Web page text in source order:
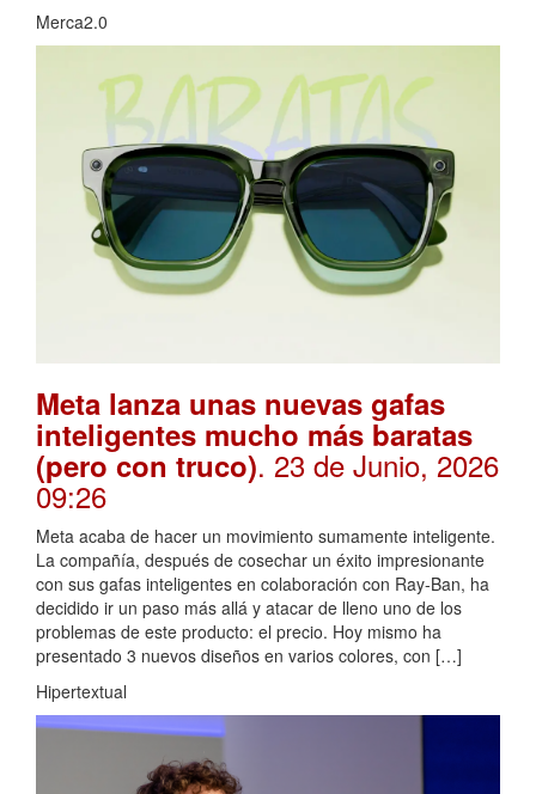
Merca2.0
Meta lanza unas nuevas gafas
inteligentes mucho más baratas
(pero con truco). 23 de Junio, 2026
09:26
Meta acaba de hacer un movimiento sumamente inteligente.
La compañía, después de cosechar un éxito impresionante
con sus gafas inteligentes en colaboración con Ray-Ban, ha
decidido ir un paso más allá y atacar de lleno uno de los
problemas de este producto: el precio. Hoy mismo ha
presentado 3 nuevos diseños en varios colores, con […]
Hipertextual